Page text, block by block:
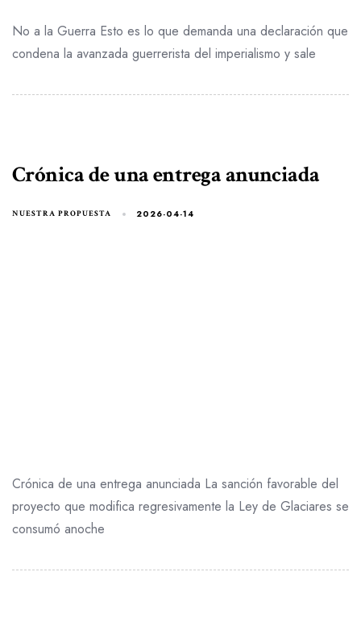
No a la Guerra Esto es lo que demanda una declaración que
condena la avanzada guerrerista del imperialismo y sale
Crónica de una entrega anunciada
NUESTRA PROPUESTA 2026-04-14
Crónica de una entrega anunciada La sanción favorable del
proyecto que modifica regresivamente la Ley de Glaciares se
consumó anoche